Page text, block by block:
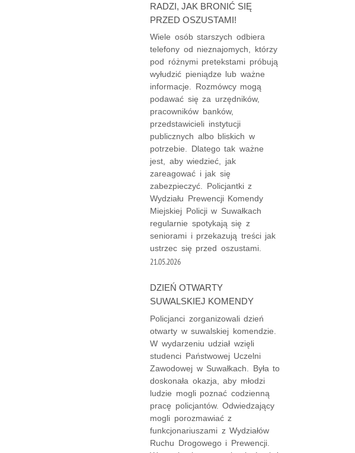
RADZI, JAK BRONIĆ SIĘ
PRZED OSZUSTAMI!
Wiele osób starszych odbiera
telefony od nieznajomych, którzy
pod różnymi pretekstami próbują
wyłudzić pieniądze lub ważne
informacje. Rozmówcy mogą
podawać się za urzędników,
pracowników banków,
przedstawicieli instytucji
publicznych albo bliskich w
potrzebie. Dlatego tak ważne
jest, aby wiedzieć, jak
zareagować i jak się
zabezpieczyć. Policjantki z
Wydziału Prewencji Komendy
Miejskiej Policji w Suwałkach
regularnie spotykają się z
seniorami i przekazują treści jak
ustrzec się przed oszustami.
21.05.2026
DZIEŃ OTWARTY
SUWALSKIEJ KOMENDY
Policjanci zorganizowali dzień
otwarty w suwalskiej komendzie.
W wydarzeniu udział wzięli
studenci Państwowej Uczelni
Zawodowej w Suwałkach. Była to
doskonała okazja, aby młodzi
ludzie mogli poznać codzienną
pracę policjantów. Odwiedzający
mogli porozmawiać z
funkcjonariuszami z Wydziałów
Ruchu Drogowego i Prewencji.